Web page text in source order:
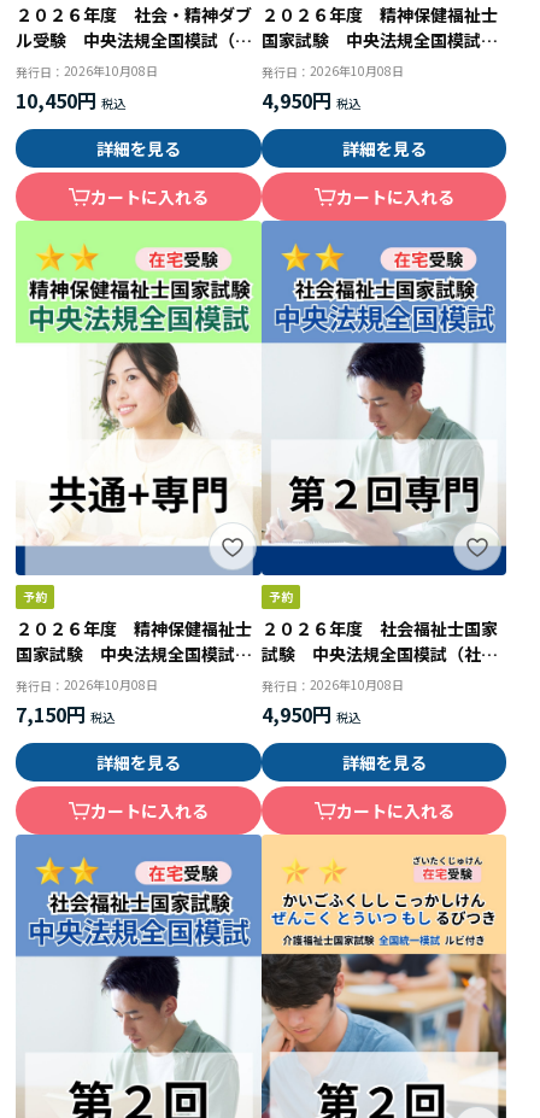
２０２６年度 社会・精神ダブ
ル受験 中央法規全国模試（社
会専門２回目＋共通科目２回目
＋精神専門）
発行日：2026年10月08日
10,450円
詳細を見る
カートに入れる
２０２６年度 精神保健福祉士
国家試験 中央法規全国模試
（精神専門）
発行日： 2026年10月08日
4,950円
詳細を見る
カートに入れる
２０２６年度 精神保健福祉士
国家試験 中央法規全国模試
（共通科目２回目＋精神専門）
発行日：2026年10月08日
7,150円
詳細を見る
カートに入れる
２０２６年度 社会福祉士国家
試験 中央法規全国模試（社会
専門第２回目）
発行日： 2026年10月08日
4,950円
詳細を見る
カートに入れる